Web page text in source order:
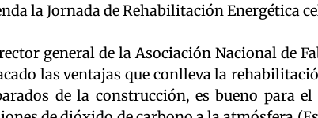
la Jornada de Rehabilitación Energética
general de la Asociación Nacional de
las ventajas que conlleva la
de la construcción, es bueno para